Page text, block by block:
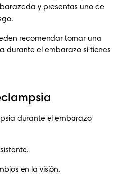
y presentas uno de
recomendar tomar una
durante el embarazo si tienes
durante el embarazo
en la visión.